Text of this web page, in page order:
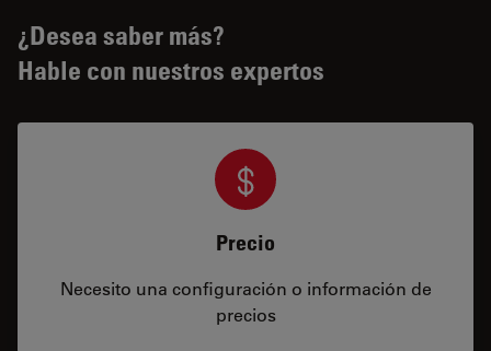
¿Desea saber más?
Hable con nuestros expertos
Precio
Necesito una configuración o información de
precios